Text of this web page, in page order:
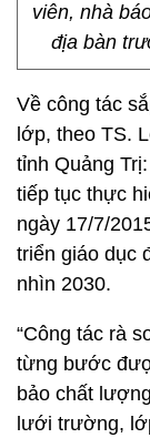
viên, nhà
địa bàn
Về công tác
lớp, theo TS.
tỉnh Quảng
tiếp tục thực
ngày 17/7/
triển giáo dục
nhìn 2030.
“Công tác rà
từng bước
bảo chất
lưới trường,